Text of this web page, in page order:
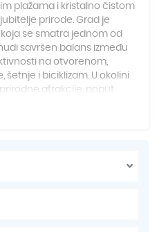
plažama i kristalno čistom
prirode. Grad je
koja se smatra jednom od
savršen balans između
na otvorenom,
i biciklizam. U okolini
atrakcije, poput